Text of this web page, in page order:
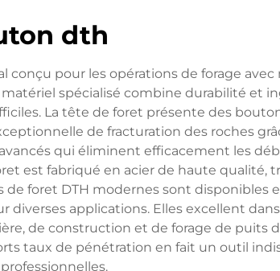
dth
pour les opérations de forage
spécialisé combine durabilité et
La tête de foret présente des
de fracturation des roches
qui éliminent efficacement les
est fabriqué en acier de haute qualité,
foret DTH modernes sont disponibles
applications. Elles excellent
de construction et de forage de puits
taux de pénétration en fait un outil